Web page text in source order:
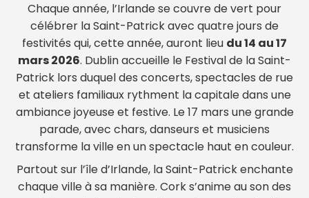
Chaque année, l’Irlande se couvre de vert pour
célébrer la Saint-Patrick avec quatre jours de
festivités qui, cette année, auront lieu du 14 au 17
mars 2026. Dublin accueille le Festival de la Saint-
Patrick lors duquel des concerts, spectacles de rue
et ateliers familiaux rythment la capitale dans une
ambiance joyeuse et festive. Le 17 mars une grande
parade, avec chars, danseurs et musiciens
transforme la ville en un spectacle haut en couleur.
Partout sur l’île d’Irlande, la Saint-Patrick enchante
chaque ville à sa manière. Cork s’anime au son des